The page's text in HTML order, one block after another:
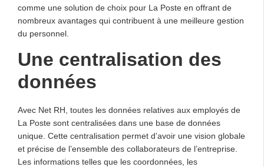
comme une solution de choix pour La Poste en offrant de
nombreux avantages qui contribuent à une meilleure gestion
du personnel.
Une centralisation des
données
Avec Net RH, toutes les données relatives aux employés de
La Poste sont centralisées dans une base de données
unique. Cette centralisation permet d’avoir une vision globale
et précise de l’ensemble des collaborateurs de l’entreprise.
Les informations telles que les coordonnées, les